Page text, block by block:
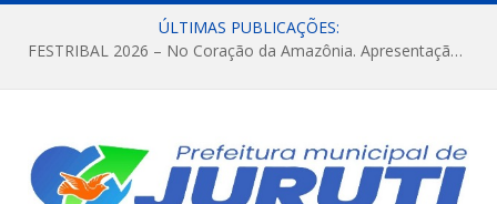
ÚLTIMAS PUBLICAÇÕES:
FESTRIBAL 2026 – No Coração da Amazônia. Apresentação da Munduruku.